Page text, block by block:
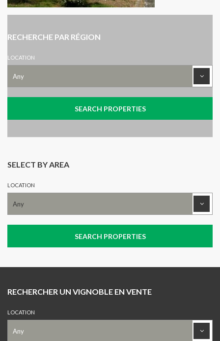
RECHERCHE PAR RÉGION
LOCATION
SELECT BY AREA
LOCATION
RECHERCHER UN VIGNOBLE EN VENTE
LOCATION